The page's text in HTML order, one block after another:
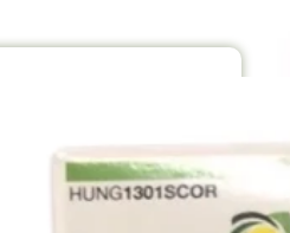
EC 0,1 l